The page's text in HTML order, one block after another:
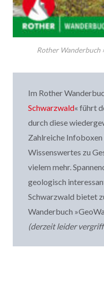
Rother Wanderbuch
Im Rother
Schwarzwald« führt
durch diese
Zahlreiche
Wissenswertes zu
vielem mehr.
geologisch
Schwarzwald bietet
Wanderbuch
(derzeit leider